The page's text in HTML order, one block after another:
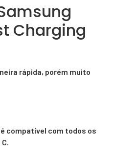
Charging
rápida, porém muito
compatível com todos os